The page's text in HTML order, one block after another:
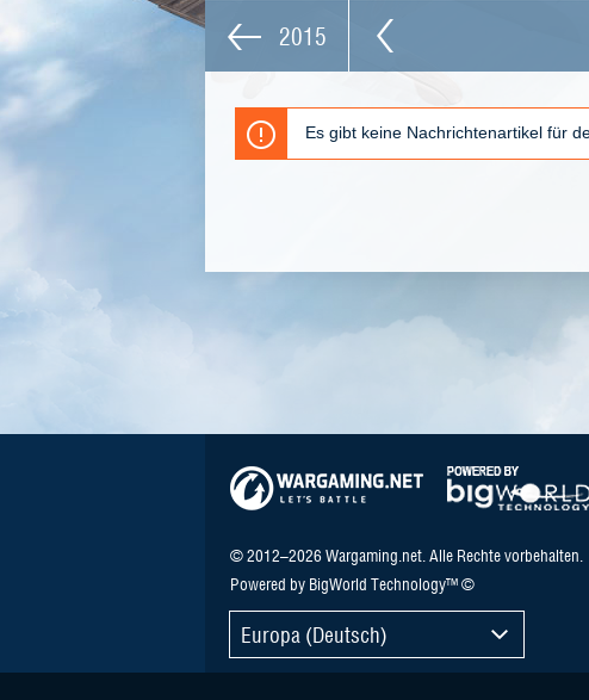
2015
Es gibt keine Nachrichtenartikel für
© 2012–2026 Wargaming.net. Alle Rechte vorbehalten.
Powered by BigWorld Technology™ ©
Europa (Deutsch)